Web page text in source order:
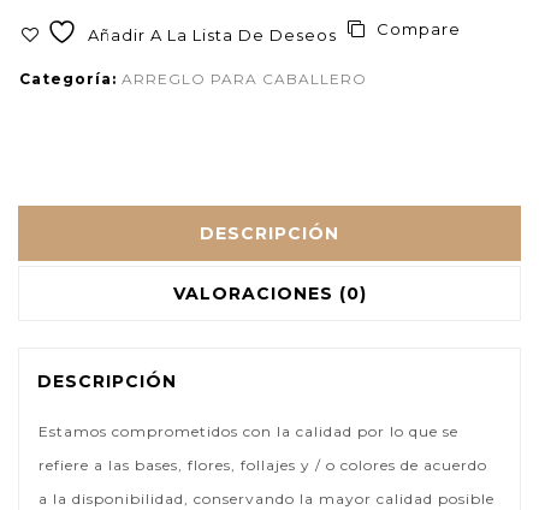
Añadir A La Lista De Deseos Compare
Categoría: ARREGLO PARA CABALLERO
DESCRIPCIÓN
VALORACIONES (0)
DESCRIPCIÓN
Estamos comprometidos con la calidad por lo que se
refiere a las bases, flores, follajes y / o colores de acuerdo
a la disponibilidad, conservando la mayor calidad posible